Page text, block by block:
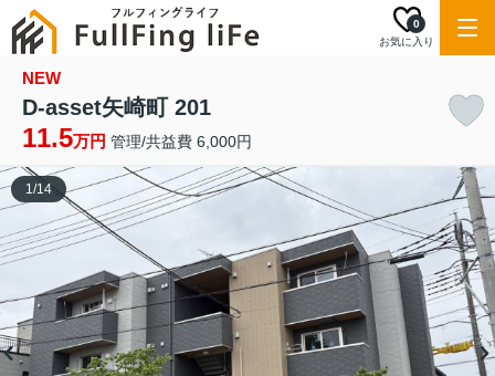
お気に入り
0
NEW
D-asset矢崎町 201
11.5万円 管理/共益費 6,000円
1/14